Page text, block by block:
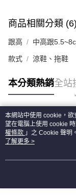
商品相關分類 (6)
跟高 中高跟
款式 涼鞋、拖鞋
本分類熱銷全站
熱門標籤
本網站中使用 cookie，欲
望在電腦上使用 cookie
權條款 」之 Cookie 聲明
用條款之 Cookie 聲明使
了解更多 >